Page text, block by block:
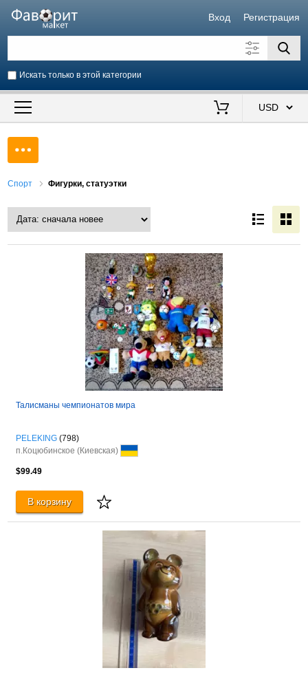
Вход Регистрация
Искать только в этой категории
Искать также в описании
Продавец
Спорт Фигурки, статуэтки
Талисманы чемпионатов мира
PELEKING (798)
п.Коцюбинское (Киевская)
$99.49
В корзину